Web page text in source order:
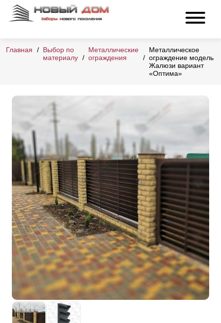
Главная
Выбор по
материалу
Металлические
ограждения
Металлическое
ограждение модель
Жалюзи вариант
«Оптима»